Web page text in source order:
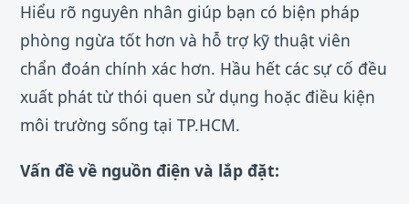
Hiểu rõ nguyên nhân giúp bạn có biện pháp
phòng ngừa tốt hơn và hỗ trợ kỹ thuật viên
chẩn đoán chính xác hơn. Hầu hết các sự cố đều
xuất phát từ thói quen sử dụng hoặc điều kiện
môi trường sống tại TP.HCM.
Vấn đề về nguồn điện và lắp đặt: